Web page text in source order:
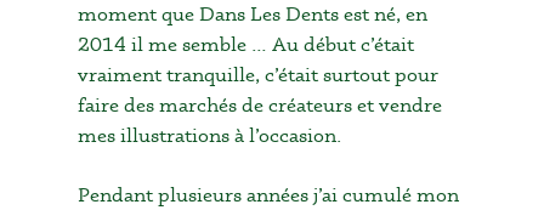
moment que Dans Les Dents est né, en
2014 il me semble … Au début c’était
vraiment tranquille, c’était surtout pour
faire des marchés de créateurs et vendre
mes illustrations à l’occasion.
Pendant plusieurs années j’ai cumulé mon